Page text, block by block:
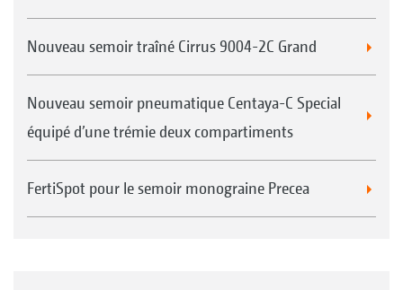
Nouveau semoir traîné Cirrus 9004-2C Grand
Nouveau semoir pneumatique Centaya-C Special
équipé d’une trémie deux compartiments
FertiSpot pour le semoir monograine Precea